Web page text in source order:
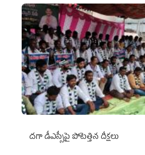
దగా డీఎస్సీపై పోటెత్తిన దీక్షలు